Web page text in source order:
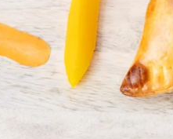
et